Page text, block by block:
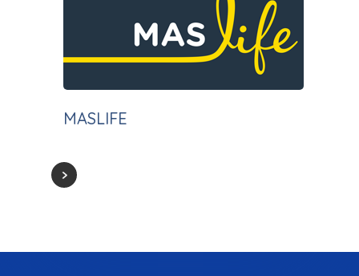
MASLIFE